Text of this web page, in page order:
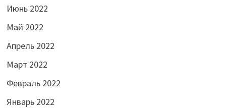
Июнь 2022
Май 2022
Апрель 2022
Март 2022
Февраль 2022
Январь 2022